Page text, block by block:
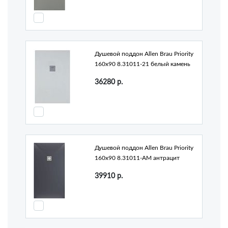
Душевой поддон Allen Brau Priority
160x90 8.31011-21 белый камень
36280р.
Душевой поддон Allen Brau Priority
160x90 8.31011-AM антрацит
39910р.